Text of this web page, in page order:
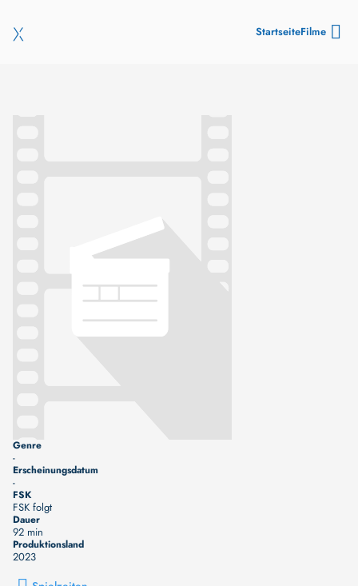
StartseiteFilme
Genre
-
Erscheinungsdatum
-
FSK
FSK folgt
Dauer
92 min
Produktionsland
2023